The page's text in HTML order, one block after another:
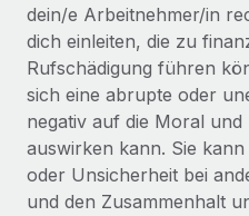
dein/e Arbeitnehmer/in
dich einleiten, die zu
Rufschädigung führen
sich eine abrupte oder
negativ auf die Moral und
auswirken kann. Sie
oder Unsicherheit bei
und den Zusammenhalt